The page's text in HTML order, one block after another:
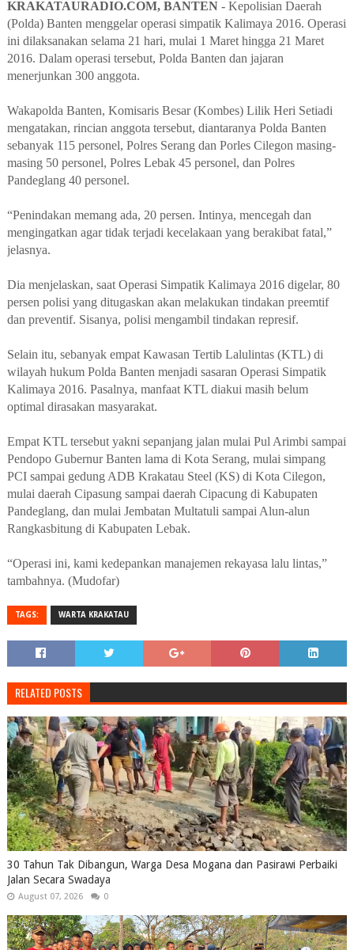
KRAKATAURADIO.COM, BANTEN - Kepolisian Daerah
(Polda) Banten menggelar operasi simpatik Kalimaya 2016. Operasi
ini dilaksanakan selama 21 hari, mulai 1 Maret hingga 21 Maret
2016. Dalam operasi tersebut, Polda Banten dan jajaran
menerjunkan 300 anggota.
Wakapolda Banten, Komisaris Besar (Kombes) Lilik Heri Setiadi
mengatakan, rincian anggota tersebut, diantaranya Polda Banten
sebanyak 115 personel, Polres Serang dan Porles Cilegon masing-
masing 50 personel, Polres Lebak 45 personel, dan Polres
Pandeglang 40 personel.
“Penindakan memang ada, 20 persen. Intinya, mencegah dan
mengingatkan agar tidak terjadi kecelakaan yang berakibat fatal,”
jelasnya.
Dia menjelaskan, saat Operasi Simpatik Kalimaya 2016 digelar, 80
persen polisi yang ditugaskan akan melakukan tindakan preemtif
dan preventif. Sisanya, polisi mengambil tindakan represif.
Selain itu, sebanyak empat Kawasan Tertib Lalulintas (KTL) di
wilayah hukum Polda Banten menjadi sasaran Operasi Simpatik
Kalimaya 2016. Pasalnya, manfaat KTL diakui masih belum
optimal dirasakan masyarakat.
Empat KTL tersebut yakni sepanjang jalan mulai Pul Arimbi sampai
Pendopo Gubernur Banten lama di Kota Serang, mulai simpang
PCI sampai gedung ADB Krakatau Steel (KS) di Kota Cilegon,
mulai daerah Cipasung sampai daerah Cipacung di Kabupaten
Pandeglang, dan mulai Jembatan Multatuli sampai Alun-alun
Rangkasbitung di Kabupaten Lebak.
“Operasi ini, kami kedepankan manajemen rekayasa lalu lintas,”
tambahnya. (Mudofar)
TAGS: WARTA KRAKATAU
RELATED POSTS
30 Tahun Tak Dibangun, Warga Desa Mogana dan Pasirawi Perbaiki
Jalan Secara Swadaya
August 07, 2026 0